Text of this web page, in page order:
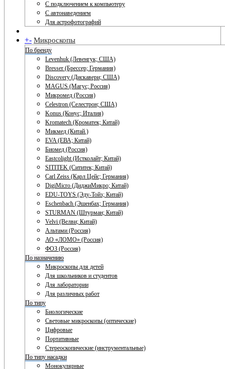
С подключением к компьютеру
С автонаведением
Для астрофотографий
+- Микроскопы
По бренду
Levenhuk (Левенгук; США)
Bresser (Брессер; Германия)
Discovery (Дискавери; США)
MAGUS (Магус; Россия)
Микромед (Россия)
Celestron (Селестрон; США)
Konus (Конус; Италия)
Kromatech (Кроматек; Китай)
Микмед (Китай.)
EVA (ЕВА; Китай)
Биомед (Россия)
Eastcolight (Истколайт; Китай)
SITITEK (Сититек; Китай)
Carl Zeiss (Карл Цейс; Германия)
DigiMicro (ДиджиМикро; Китай)
EDU-TOYS (Эду-Тойз; Китай)
Eschenbach (Эшенбах; Германия)
STURMAN (Штурман; Китай)
Velvi (Велви; Китай)
Альтами (Россия)
АО «ЛОМО» (Россия)
ФОЗ (Россия)
По назначению
Микроскопы для детей
Для школьников и студентов
Для лаборатории
Для различных работ
По типу
Биологические
Световые микроскопы (оптические)
Цифровые
Портативные
Стереоскопические (инструментальные)
По типу насадки
Монокулярные